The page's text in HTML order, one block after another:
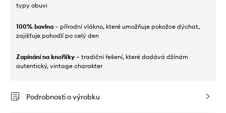
typy obuvi
100% bavlna – přírodní vlákno, které umožňuje pokožce dýchat,
zajišťuje pohodlí po celý den
Zapínání na knoflíky – tradiční řešení, které dodává džínám
autentický, vintage charakter
Podrobnosti o výrobku